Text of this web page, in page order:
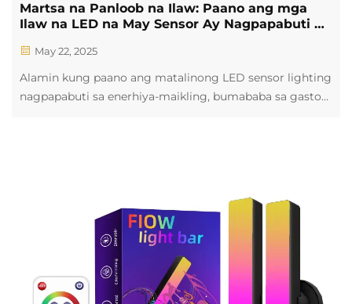
Martsa na Panloob na Ilaw: Paano ang mga
Ilaw na LED na May Sensor Ay Nagpapabuti ng
May 22, 2025
Alamin kung paano ang matalinong LED sensor lighting
nagpapabuti sa enerhiya-maikling, bumababa sa gastos,